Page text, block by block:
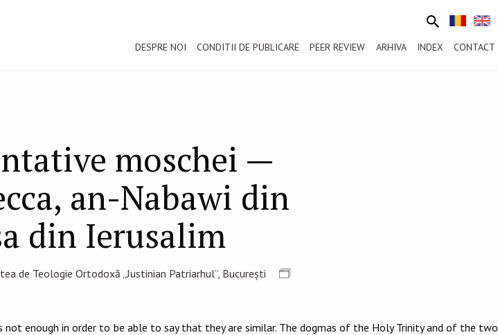
DESPRE NOI CONDITII DE PUBLICARE PEER REVIEW ARHIVA INDEX CONTACT
moschei —
an-Nabawi din
din Ierusalim
de Teologie Ortodoxă „Justinian Patriarhul”, București
enough in order to be able to say that they are similar. The dogmas of the Holy Trinity and of the two